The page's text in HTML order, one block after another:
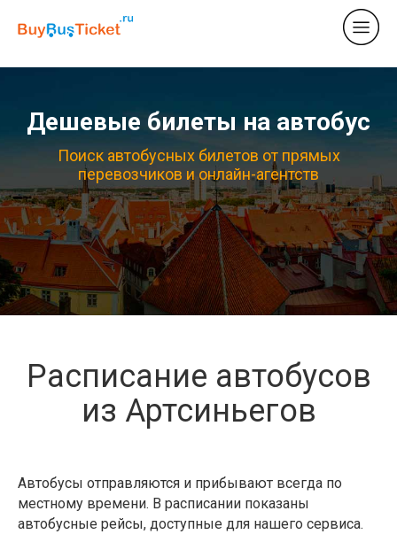
Дешевые билеты на автобус
Поиск автобусных билетов от прямых
перевозчиков и онлайн-агентств
Расписание автобусов
из Артсиньегов
Автобусы отправляются и прибывают всегда по
местному времени. В расписании показаны
автобусные рейсы, доступные для нашего сервиса.